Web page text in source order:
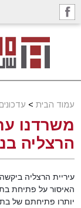
עמוד הבית >
משרדנו
הרצליה
עיריית הרצליה
האיסור על פתיחת
יותרו פתיחתם של